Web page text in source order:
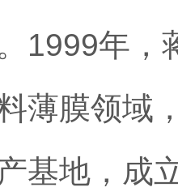
1999年，
薄膜领域
基地，成